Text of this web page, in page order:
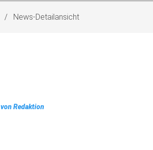
News-Detailansicht
von Redaktion